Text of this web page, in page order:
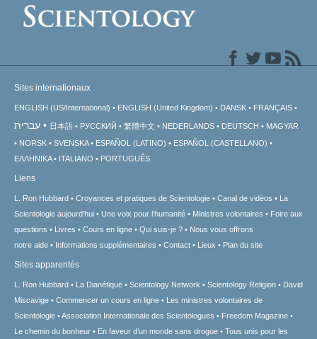
Sites internationaux
ENGLISH (US/International) ENGLISH (United Kingdom) DANSK FRANÇAIS
עברית 日本語 РУССКИЙ 繁體中文 NEDERLANDS DEUTSCH
MAGYAR
NORSK
SVENSKA ESPAÑOL (LATINO)
ESPAÑOL (CASTELLANO)
ΕΛΛΗΝΙΚA
ITALIANO PORTUGUÊS
Liens
L. Ron Hubbard Croyances et pratiques de Scientologie Canal de vidéos
La
Scientologie aujourd’hui
Une voix pour l’humanité Ministres volontaires
Foire aux
questions
Livres Cours en ligne Qui suis-je ?
Nous vous offrons
notre aide
Informations supplémentaires Contact Lieux Plan du site
Sites apparentés
L. Ron Hubbard La Dianétique Scientology Network Scientology Religion
David
Miscavige
Commencer un cours en ligne
Les ministres volontaires de
Scientologie
Association Internationale des Scientologues
Freedom Magazine
Le chemin du bonheur
En faveur d’un monde sans drogue Tous unis pour les